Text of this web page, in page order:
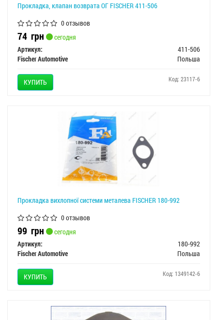
Прокладка, клапан возврата ОГ FISCHER 411-506
0 отзывов
74 грн
сегодня
Артикул:
411-506
Fischer Automotive
Польша
КУПИТЬ Код: 23117-6
Прокладка вихлопної системи металева FISCHER 180-992
0 отзывов
99 грн
сегодня
Артикул:
180-992
Fischer Automotive
Польша
КУПИТЬ Код: 1349142-6